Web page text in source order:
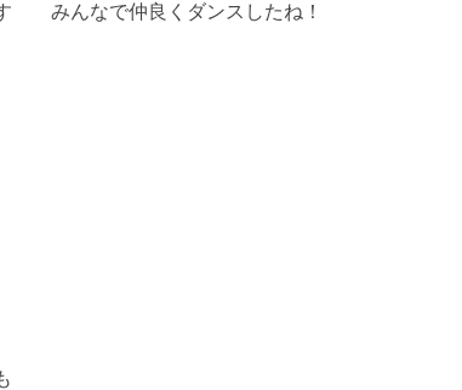
みんなで仲良くダンスしたね！